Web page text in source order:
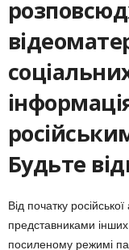
Будьте
Від початку
представниками
посиленому режимі